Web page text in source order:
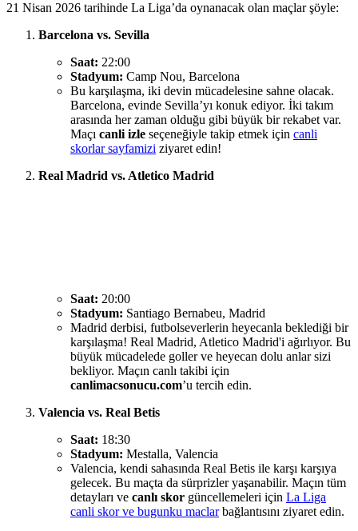
21 Nisan 2026 tarihinde La Liga’da oynanacak olan maçlar şöyle:
Barcelona vs. Sevilla
Saat: 22:00
Stadyum: Camp Nou, Barcelona
Bu karşılaşma, iki devin mücadelesine sahne olacak.
Barcelona, evinde Sevilla’yı konuk ediyor. İki takım
arasında her zaman olduğu gibi büyük bir rekabet var.
Maçı canli izle seçeneğiyle takip etmek için canli
skorlar sayfamizi ziyaret edin!
Real Madrid vs. Atletico Madrid
Saat: 20:00
Stadyum: Santiago Bernabeu, Madrid
Madrid derbisi, futbolseverlerin heyecanla beklediği bir
karşılaşma! Real Madrid, Atletico Madrid'i ağırlıyor. Bu
büyük mücadelede goller ve heyecan dolu anlar sizi
bekliyor. Maçın canlı takibi için
canlimacsonucu.com’u tercih edin.
Valencia vs. Real Betis
Saat: 18:30
Stadyum: Mestalla, Valencia
Valencia, kendi sahasında Real Betis ile karşı karşıya
gelecek. Bu maçta da sürprizler yaşanabilir. Maçın tüm
detayları ve canlı skor güncellemeleri için La Liga
canli skor ve bugunku maclarbağlantısını ziyaret edin.